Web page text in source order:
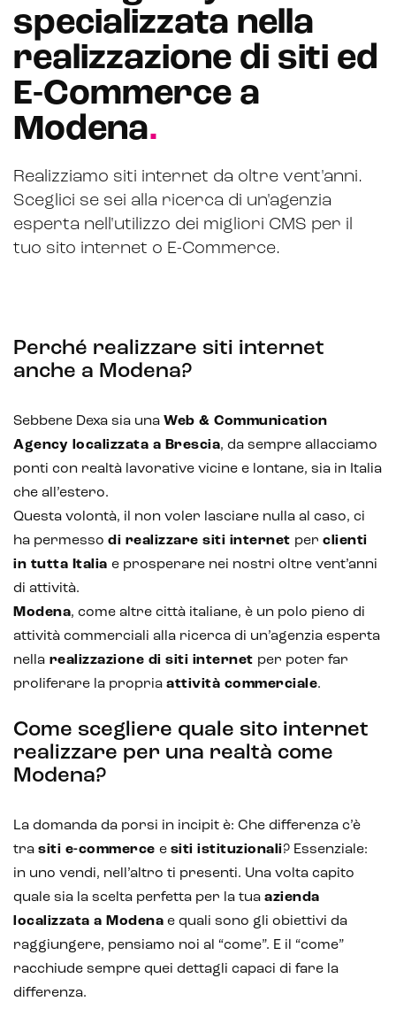
Hubspot
Email marketing
Marketing automation
Lead generation e nurturing
Customer segmentation
Intelligenza Artificiale e AR VR -
Metaverso
specializzata nella
realizzazione di siti ed
E-Commerce a
Modena.
Realizziamo siti internet da oltre vent'anni.
Sceglici se sei alla ricerca di un'agenzia
esperta nell'utilizzo dei migliori CMS per il
tuo sito internet o E-Commerce.
Perché realizzare siti internet
anche a Modena?
Sebbene Dexa sia una Web & Communication
Agency localizzata a Brescia, da sempre allacciamo
ponti con realtà lavorative vicine e lontane, sia in Italia
che all’estero.
Questa volontà, il non voler lasciare nulla al caso, ci
ha permesso di realizzare siti internet per clienti
in tutta Italia e prosperare nei nostri oltre vent’anni
di attività.
Modena, come altre città italiane, è un polo pieno di
attività commerciali alla ricerca di un’agenzia esperta
nella realizzazione di siti internet per poter far
proliferare la propria attività commerciale.
Come scegliere quale sito internet
realizzare per una realtà come
Modena?
La domanda da porsi in incipit è: Che differenza c’è
tra siti e-commerce e siti istituzionali? Essenziale:
in uno vendi, nell’altro ti presenti. Una volta capito
quale sia la scelta perfetta per la tua azienda
localizzata a Modena e quali sono gli obiettivi da
raggiungere, pensiamo noi al “come”. E il “come”
racchiude sempre quei dettagli capaci di fare la
differenza.